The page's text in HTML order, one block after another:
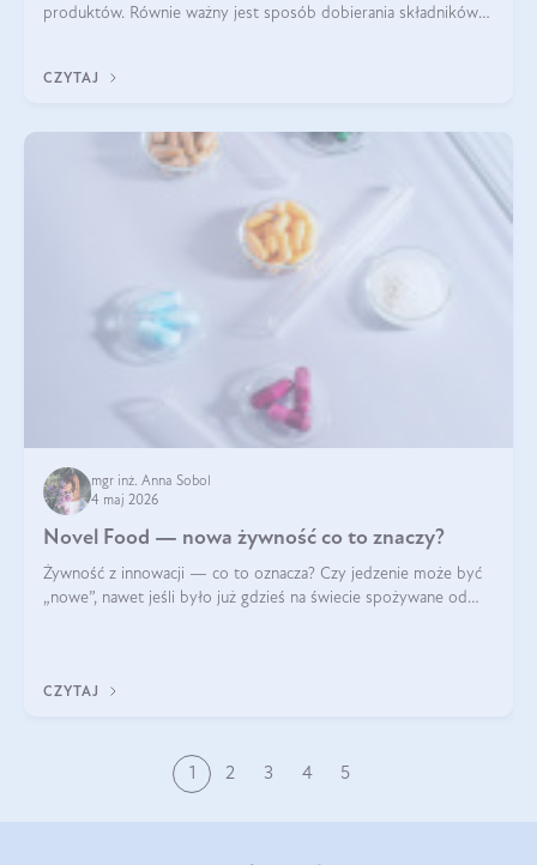
produktów. Równie ważny jest sposób dobierania składników
CZYTAJ
mgr inż. Anna Sobol
4 maj 2026
Novel Food — nowa żywność co to znaczy?
Żywność z innowacji — co to oznacza? Czy jedzenie może być
„nowe”, nawet jeśli było już gdzieś na świecie spożywane od
CZYTAJ
1 2 3 4 5